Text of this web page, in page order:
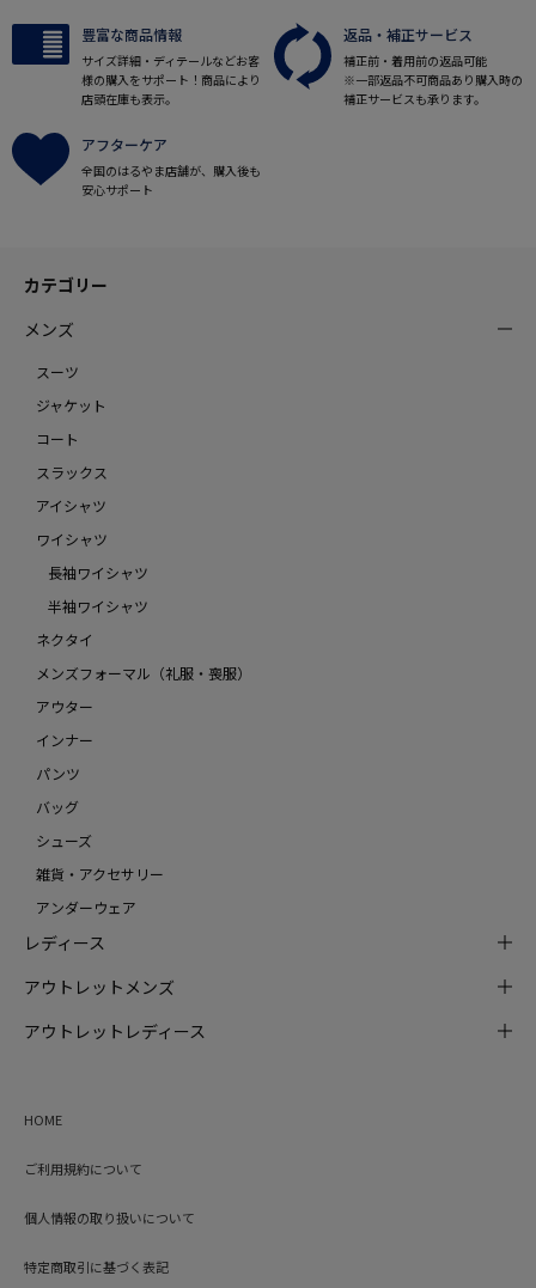
豊富な商品情報
サイズ詳細・ディテールなどお客
様の購入をサポート！商品により
店頭在庫も表示。
返品・補正サービス
補正前・着用前の返品可能
※一部返品不可商品あり購入時の
補正サービスも承ります。
アフターケア
全国のはるやま店舗が、購入後も
安心サポート
カテゴリー
メンズ
スーツ
ジャケット
コート
スラックス
アイシャツ
ワイシャツ
長袖ワイシャツ
半袖ワイシャツ
ネクタイ
メンズフォーマル（礼服・喪服）
アウター
インナー
パンツ
バッグ
シューズ
雑貨・アクセサリー
アンダーウェア
レディース
アウトレットメンズ
アウトレットレディース
HOME
ご利用規約について
個人情報の取り扱いについて
特定商取引に基づく表記